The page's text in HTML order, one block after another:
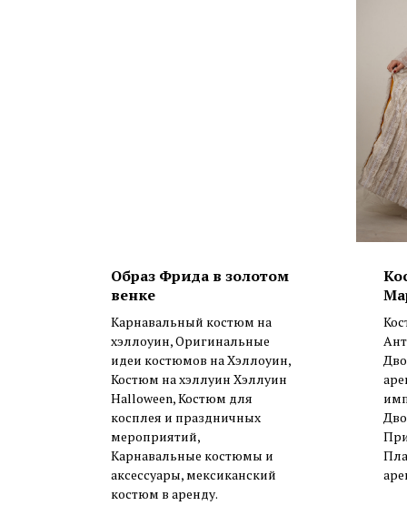
Образ Фрида в золотом
венке
Карнавальный костюм на
хэллоуин, Оригинальные
идеи костюмов на Хэллоуин,
Костюм на хэллуин Хэллуин
Halloween, Костюм для
косплея и праздничных
мероприятий,
Карнавальные костюмы и
аксессуары, мексиканский
костюм в аренду.